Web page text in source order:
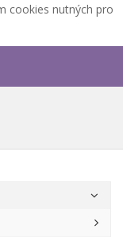
cookies nutných pro